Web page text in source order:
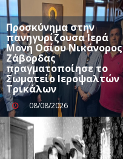
Προσκύνημα στην
πανηγυρίζουσα Ιερά
Μονή Οσίου Νικάνορος
Ζάβορδας
πραγματοποίησε το
Σωματείο Ιεροψαλτών
Τρικάλων
08/08/2026